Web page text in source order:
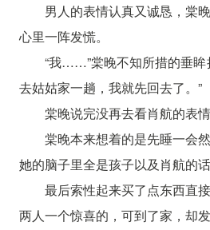
男人的表情认真又诚恳，棠
心里一阵发慌。
“我……”棠晚不知所措的垂眸
去姑姑家一趟，我就先回去了。”
棠晚说完没再去看肖航的表
棠晚本来想着的是先睡一会
她的脑子里全是孩子以及肖航的
最后索性起来买了点东西直
两人一个惊喜的，可到了家，却发